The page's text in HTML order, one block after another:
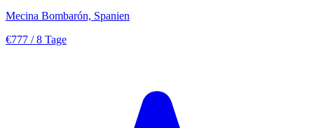
Mecina Bombarón, Spanien
€777 / 8 Tage